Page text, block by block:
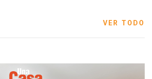
VER TODO